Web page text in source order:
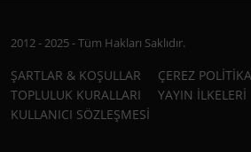
2012 - 2025 - Tüm Hakları Saklıdır.
ŞARTLAR & KOŞULLAR
ÇEREZ
TOPLULUK KURALLARI
YAYIN İLKELERİ
KULLANICI SÖZLEŞMESİ